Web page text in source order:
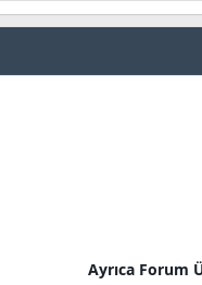
Ayrıca Forum